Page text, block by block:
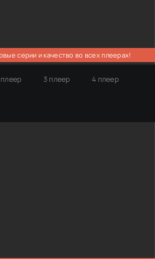
серии и качество во всех плеерах!
3 плеер 4 плеер